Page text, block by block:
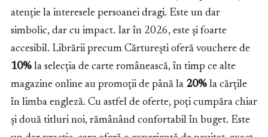
atenție la interesele persoanei dragi. Este un dar
simbolic, dar cu impact. Iar în 2026, este și foarte
accesibil. Librării precum Cărturești oferă vouchere de
10% la selecția de carte românească, în timp ce alte
magazine online au promoții de până la 20% la cărțile
în limba engleză. Cu astfel de oferte, poți cumpăra chiar
și două titluri noi, rămânând confortabil în buget. Este